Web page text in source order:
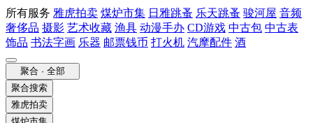
所有服务 雅虎拍卖 煤炉市集 日雅跳蚤 乐天跳蚤 骏河屋 音频
奢侈品 摄影 艺术收藏 渔具 动漫手办 CD游戏 中古包 中古表
饰品 书法字画 乐器 邮票钱币 打火机 汽摩配件 酒
聚合 · 全部
聚合搜索
雅虎拍卖